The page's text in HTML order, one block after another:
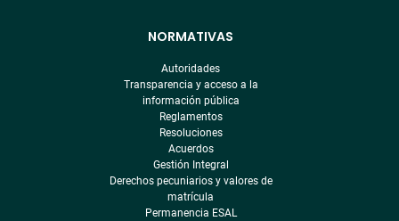
NORMATIVAS
Autoridades
Transparencia y acceso a la
información pública
Reglamentos
Resoluciones
Acuerdos
Gestión Integral
Derechos pecuniarios y valores de
matrícula
Permanencia ESAL